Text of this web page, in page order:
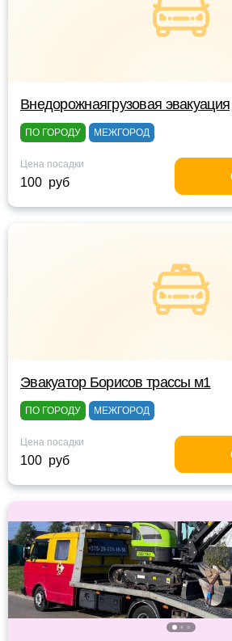
Внедорожнаягрузовая эвакуация
ПО ГОРОДУ МЕЖГОРОД
Цена посадки
100 руб
Эвакуатор Борисов трассы м1
ПО ГОРОДУ МЕЖГОРОД
Цена посадки
100 руб